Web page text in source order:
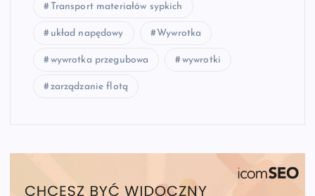
Transport materiałów sypkich
układ napędowy Wywrotka
wywrotka przegubowa wywrotki
zarządzanie flotą